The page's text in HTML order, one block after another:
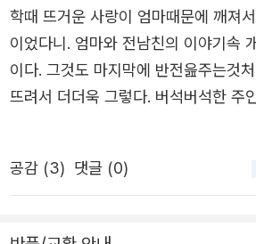
학때 뜨거운 사랑이 엄마때문에 깨져
이었다니. 엄마와 전남친의 이야기속
이다. 그것도 마지막에 반전읊주는것
뜨려서 더더욱 그렇다. 버석버석한 주
공감 (3) 댓글 (0)